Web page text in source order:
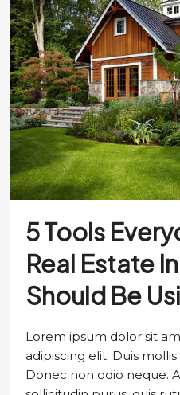
5 Tools
Real Estate
Should Be
Lorem ipsum dolor sit
adipiscing elit. Duis
Donec non odio neque.